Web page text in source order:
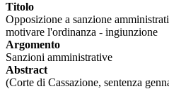
Titolo
Opposizione a sanzione
motivare l'ordinanza - ingiunzione
Argomento
Sanzioni amministrative
Abstract
(Corte di Cassazione, sentenza